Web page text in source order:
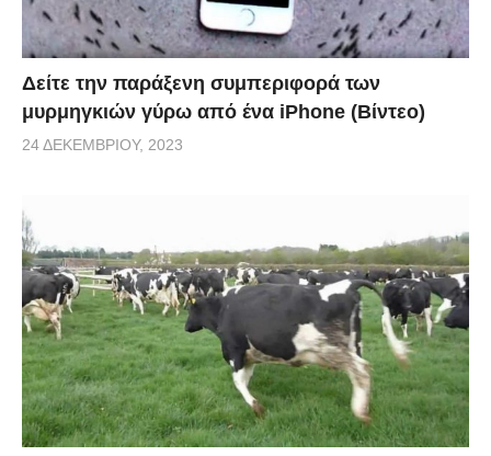
Δείτε την παράξενη συμπεριφορά των
μυρμηγκιών γύρω από ένα iPhone (Βίντεο)
24 ΔΕΚΕΜΒΡΊΟΥ, 2023